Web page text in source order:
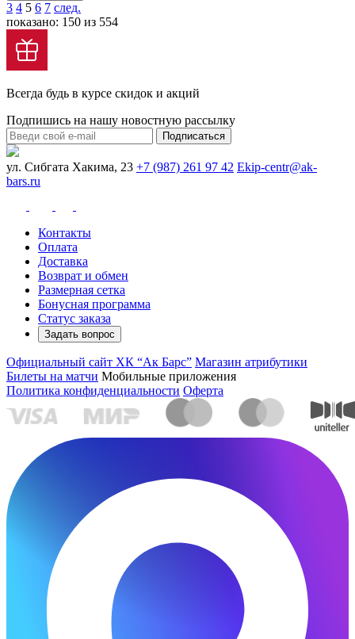
3 4 5 6 7 след.
показано: 150 из 554
Всегда будь в курсе скидок и акций
Подпишись на нашу новостную рассылку
Подписаться
ул. Сибгата Хакима, 23 +7 (987) 261 97 42 Ekip-centr@ak-
bars.ru
Контакты
Оплата
Доставка
Возврат и обмен
Размерная сетка
Бонусная программа
Статус заказа
Задать вопрос
Официальный сайт ХК “Ак Барс” Магазин атрибутики
Билеты на матчи Мобильные приложения
Политика конфиденциальности Оферта